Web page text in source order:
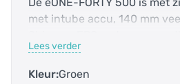
met intube accu, 140 mm
rijeigenschappen een super
mountainbike. Deze
Lees verder
Kleur:Groen